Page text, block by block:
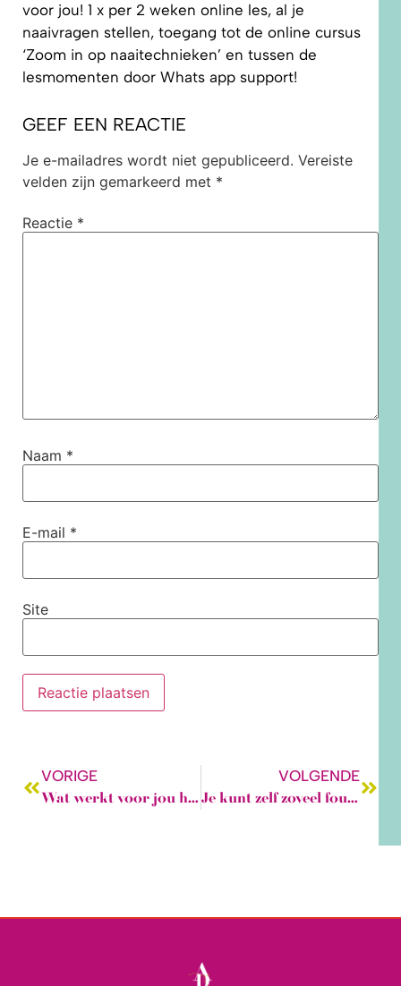
voor jou! 1 x per 2 weken online les, al je
naaivragen stellen, toegang tot de online cursus
‘Zoom in op naaitechnieken’ en tussen de
lesmomenten door Whats app support!
GEEF EEN REACTIE
Je e-mailadres wordt niet gepubliceerd. Vereiste
velden zijn gemarkeerd met *
Reactie *
Naam *
E-mail *
Site
VORIGE
Wat werkt voor jou het beste??
VOLGENDE
Je kunt zelf zoveel fouten voorkomen met patroontekenen!